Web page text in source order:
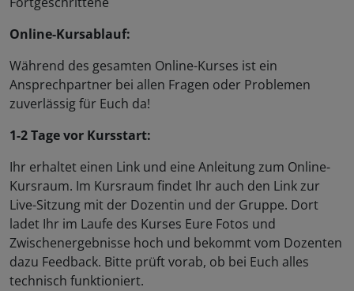
Online-Kursablauf:
Während des gesamten Online-Kurses ist ein
Ansprechpartner bei allen Fragen oder Problemen
zuverlässig für Euch da!
1-2 Tage vor Kursstart:
Ihr erhaltet einen Link und eine Anleitung zum Online-
Kursraum. Im Kursraum findet Ihr auch den Link zur
Live-Sitzung mit der Dozentin und der Gruppe. Dort
ladet Ihr im Laufe des Kurses Eure Fotos und
Zwischenergebnisse hoch und bekommt vom Dozenten
dazu Feedback. Bitte prüft vorab, ob bei Euch alles
technisch funktioniert.